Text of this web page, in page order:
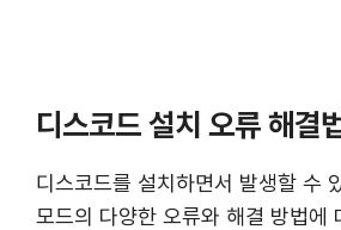
디스코드 설치 오류 해결
디스코드를 설치하면서 발생할 수
모드의 다양한 오류와 해결 방법에